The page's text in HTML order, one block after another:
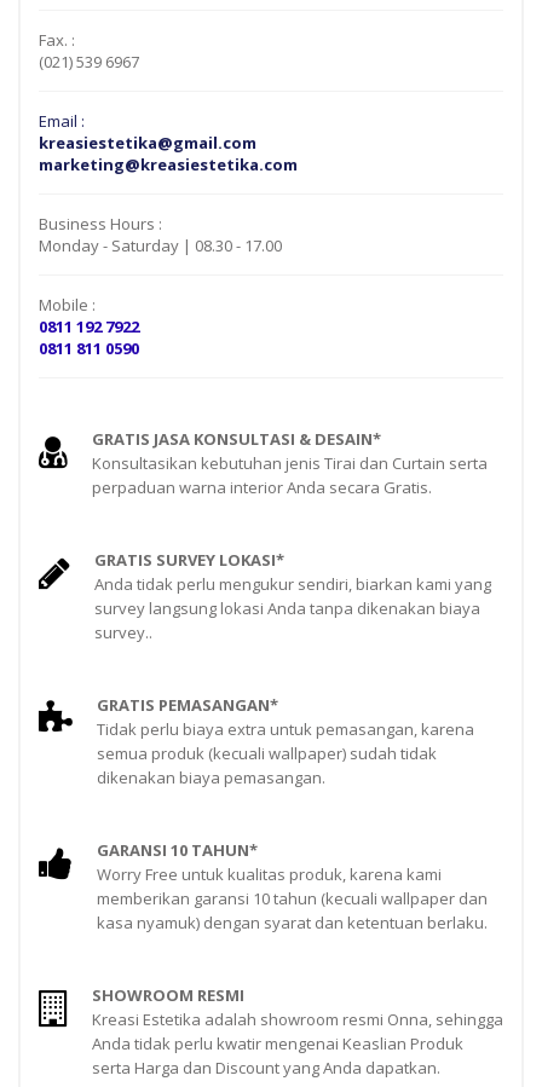
Fax. :
(021) 539 6967
Email :
kreasiestetika@gmail.com
marketing@kreasiestetika.com
Business Hours :
Monday - Saturday | 08.30 - 17.00
Mobile :
0811 192 7922
0811 811 0590
GRATIS JASA KONSULTASI & DESAIN*
Konsultasikan kebutuhan jenis Tirai dan Curtain serta
perpaduan warna interior Anda secara Gratis.
GRATIS SURVEY LOKASI*
Anda tidak perlu mengukur sendiri, biarkan kami yang
survey langsung lokasi Anda tanpa dikenakan biaya
survey..
GRATIS PEMASANGAN*
Tidak perlu biaya extra untuk pemasangan, karena
semua produk (kecuali wallpaper) sudah tidak
dikenakan biaya pemasangan.
GARANSI 10 TAHUN*
Worry Free untuk kualitas produk, karena kami
memberikan garansi 10 tahun (kecuali wallpaper dan
kasa nyamuk) dengan syarat dan ketentuan berlaku.
SHOWROOM RESMI
Kreasi Estetika adalah showroom resmi Onna, sehingga
Anda tidak perlu kwatir mengenai Keaslian Produk
serta Harga dan Discount yang Anda dapatkan.